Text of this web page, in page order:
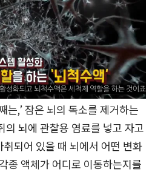
는,’ 잠은 뇌의 독소를 제거하는
의 뇌에 관찰용 염료를 넣고 자고
되어 있을 때 뇌에서 어떤 변화
종 액체가 어디로 이동하는지를